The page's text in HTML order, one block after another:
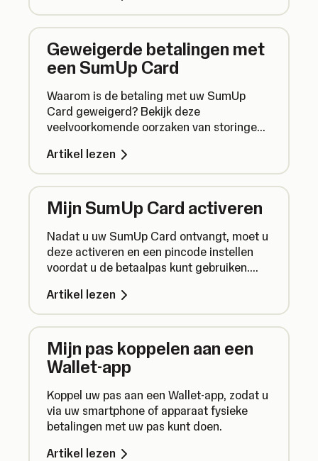
Geweigerde betalingen met
een SumUp Card
Waarom is de betaling met uw SumUp
Card geweigerd? Bekijk deze
veelvoorkomende oorzaken van storingen
probleem kunt oplossen.
Artikel lezen
Mijn SumUp Card activeren
Nadat u uw SumUp Card ontvangt, moet u
deze activeren en een pincode instellen
voordat u de betaalpas kunt gebruiken.
Artikel lezen
Mijn pas koppelen aan een
Wallet-app
Koppel uw pas aan een Wallet-app, zodat u
via uw smartphone of apparaat fysieke
betalingen met uw pas kunt doen.
Artikel lezen